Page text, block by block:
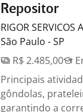
Repositor
RIGOR SERVICOS
São Paulo - SP
R$ 2.485,00
Principais
gôndolas,
garantindo a